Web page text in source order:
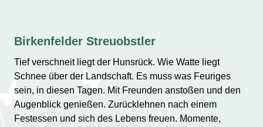
Birkenfelder Streuobstler
Tief verschneit liegt der Hunsrück. Wie Watte liegt
Schnee über der Landschaft. Es muss was Feuriges
sein, in diesen Tagen. Mit Freunden anstoßen und den
Augenblick genießen. Zurücklehnen nach einem
Festessen und sich des Lebens freuen. Momente,